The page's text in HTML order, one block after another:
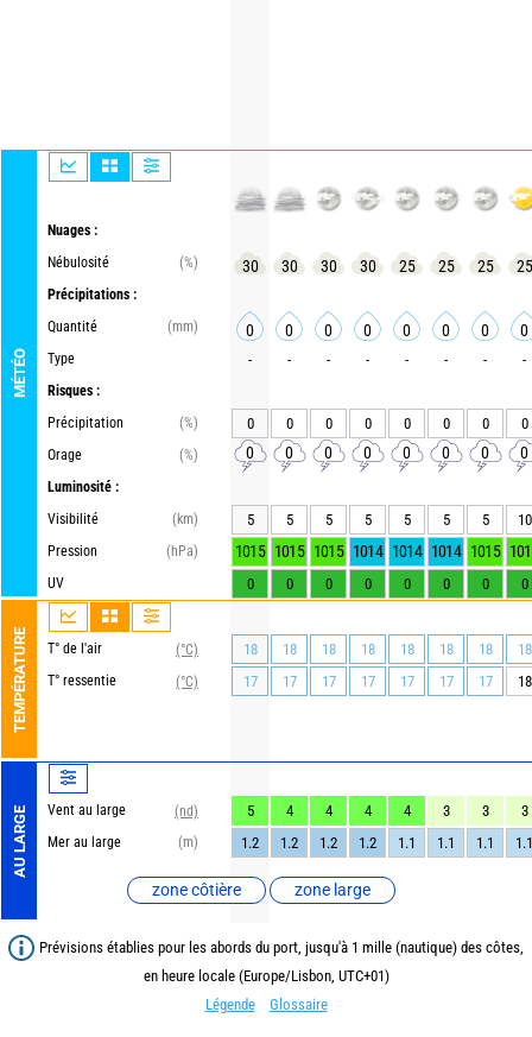
MÉTÉO
Nuages :
Nébulosité
(%)
Précipitations :
Quantité
(mm)
Type
Risques :
Précipitation
(%)
Orage
(%)
Luminosité :
Visibilité
(km)
Pression
(hPa)
UV
TEMPÉRATURE T° de l'air
(°C)
T° ressentie
(°C)
AU LARGE Vent au large
(nd)
Mer au large
(m)
zone côtière zone large
30 30 30 30 25 25 25 25
0 0 0 0 0 0 0 0
- - - - - - - -
0 0 0 0 0 0 0 0
0 0 0 0 0 0 0 0
5 5 5 5 5 5 5 10
1015 1015 1015 1014 1014 1014 1015
0 0 0 0 0 0 0 0
18 18 18 18 18 18 18
18
17
17 17 17 17 17 17 18
5 4 4 4 4 3 3
3
1.2
1.2 1.2 1.2 1.1 1.1 1.1 1.1
Prévisions établies pour les abords du port, jusqu'à 1 mille (nautique) des côtes,
en heure locale (Europe/Lisbon, UTC+01)
Légende
Glossaire